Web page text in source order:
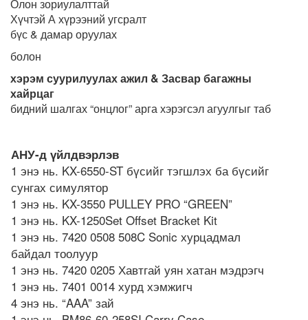
Олон зориулалттай
Хүчтэй А хүрээний угсралт
бүс & дамар оруулах
болон
хэрэм суурилуулах ажил & Засвар багажны
хайрцаг
бидний шалгах “онцлог” арга хэрэгсэл агуулгыг таб
АНУ-д үйлдвэрлэв
1 энэ нь. KX-6550-ST бүсийг тэгшлэх ба бүсийг
сунгах симулятор
1 энэ нь. KX-3550 PULLEY PRO “GREEN”
1 энэ нь. KX-1250Set Offset Bracket Kit
1 энэ нь. 7420 0508 508C Sonic хурцадмал
байдал тоолуур
1 энэ нь. 7420 0205 Хавтгай уян хатан мэдрэгч
1 энэ нь. 7401 0014 хурд хэмжигч
4 энэ нь. “AAA” зай